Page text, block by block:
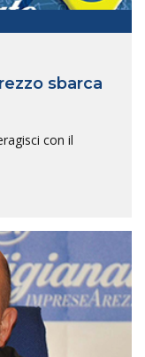
sbarca
con il